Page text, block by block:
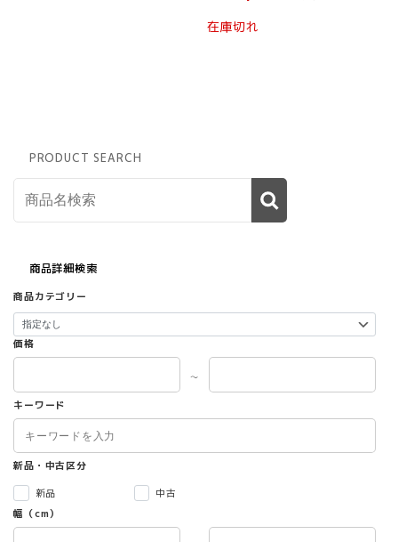
在庫切れ
PRODUCT SEARCH
商品詳細検索
商品カテゴリー
価格
～
キーワード
新品・中古区分
新品
中古
幅（cm）